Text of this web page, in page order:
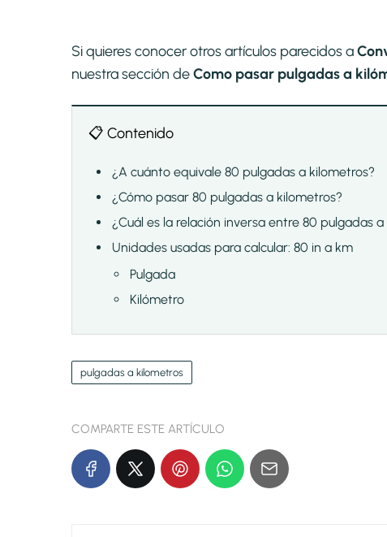
Si quieres conocer otros artículos parecidos a
nuestra sección deComo pasar pulgadas a
📋 Contenido
¿A cuánto equivale 80 pulgadas a kilometros?
¿Cómo pasar 80 pulgadas a kilometros?
¿Cuál es la relación inversa entre 80 pulgadas
Unidades usadas para calcular: 80 in a km
Pulgada
Kilómetro
pulgadas a kilometros
COMPARTE ESTE ARTÍCULO